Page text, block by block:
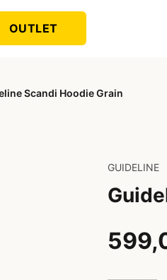
OUTLET
Scandi Hoodie Grain
GUIDELINE